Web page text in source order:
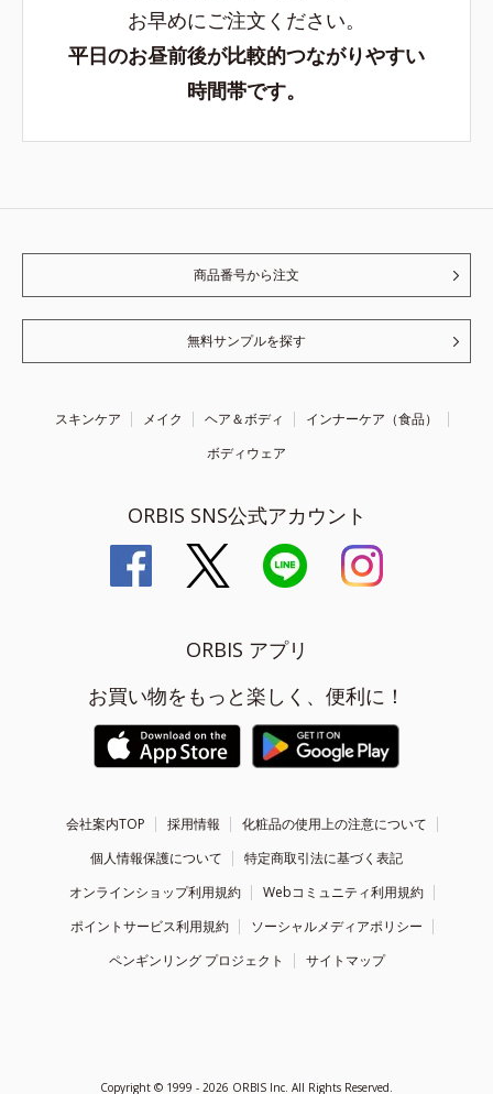
お早めにご注文ください。
平日のお昼前後が比較的つながりやすい
時間帯です。
商品番号から注文
無料サンプルを探す
スキンケア メイク ヘア＆ボディ
インナーケア（食品）
ボディウェア
ORBIS SNS公式アカウント
ORBIS アプリ
お買い物をもっと楽しく、便利に！
会社案内TOP 採用情報
化粧品の使用上の注意について
個人情報保護について
特定商取引法に基づく表記
オンラインショップ利用規約
Webコミュニティ利用規約
ポイントサービス利用規約
ソーシャルメディアポリシー
ペンギンリング プロジェクト
サイトマップ
Copyright © 1999 - 2026 ORBIS Inc. All Rights Reserved.